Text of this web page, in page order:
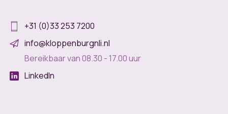
+31 (0)33 253 7200
info@kloppenburgnli.nl
Bereikbaar van 08.30 - 17.00 uur
LinkedIn